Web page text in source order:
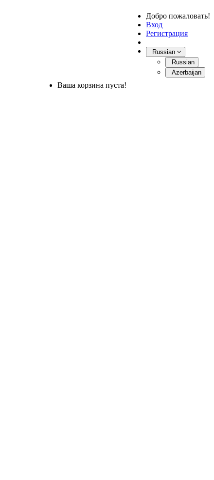
Добро пожаловать!
Вход
Регистрация
Russian
Russian
Azerbaijan
Ваша корзина пуста!